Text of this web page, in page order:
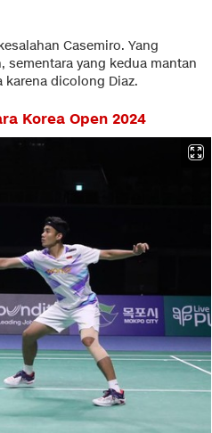
Casemiro. Yang
yang kedua mantan
dicolong Diaz.
Korea Open 2024